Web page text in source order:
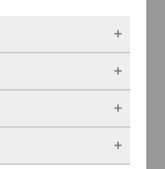
dat de website
altijd actief en
Meestal worden
doet, zoals
of je
vaak onze site
vandaan
zijn. Zo
voorkeuren.